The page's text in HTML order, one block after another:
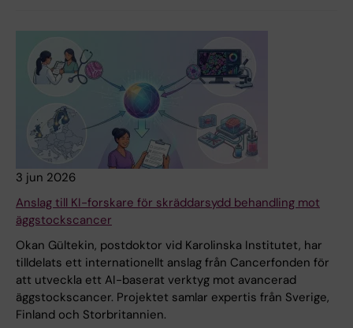
3 jun 2026
Anslag till KI-forskare för skräddarsydd behandling mot
äggstockscancer
Okan Gültekin, postdoktor vid Karolinska Institutet, har
tilldelats ett internationellt anslag från Cancerfonden för
att utveckla ett AI-baserat verktyg mot avancerad
äggstockscancer. Projektet samlar expertis från Sverige,
Finland och Storbritannien.